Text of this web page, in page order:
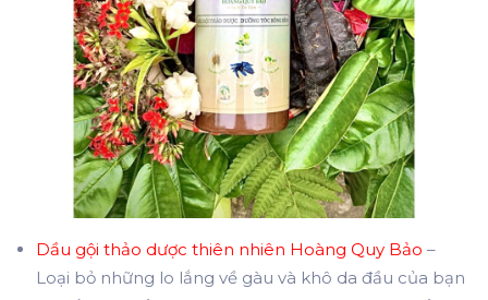
Dầu gội thảo dược thiên nhiên Hoàng Quy Bảo –
Loại bỏ những lo lắng về gàu và khô da đầu của bạn